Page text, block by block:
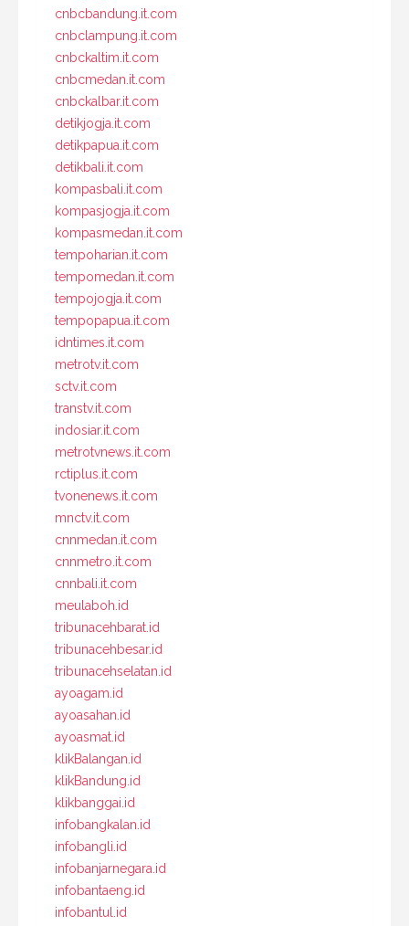
cnbcbandung.it.com
cnbclampung.it.com
cnbckaltim.it.com
cnbcmedan.it.com
cnbckalbar.it.com
detikjogja.it.com
detikpapua.it.com
detikbali.it.com
kompasbali.it.com
kompasjogja.it.com
kompasmedan.it.com
tempoharian.it.com
tempomedan.it.com
tempojogja.it.com
tempopapua.it.com
idntimes.it.com
metrotv.it.com
sctv.it.com
transtv.it.com
indosiar.it.com
metrotvnews.it.com
rctiplus.it.com
tvonenews.it.com
mnctv.it.com
cnnmedan.it.com
cnnmetro.it.com
cnnbali.it.com
meulaboh.id
tribunacehbarat.id
tribunacehbesar.id
tribunacehselatan.id
ayoagam.id
ayoasahan.id
ayoasmat.id
klikBalangan.id
klikBandung.id
klikbanggai.id
infobangkalan.id
infobangli.id
infobanjarnegara.id
infobantaeng.id
infobantul.id